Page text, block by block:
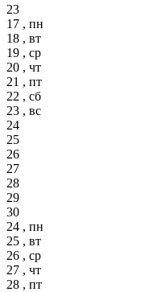
23
17 , пн
18 , вт
19 , ср
20 , чт
21 , пт
22 , сб
23 , вс
24
25
26
27
28
29
30
24 , пн
25 , вт
26 , ср
27 , чт
28 , пт